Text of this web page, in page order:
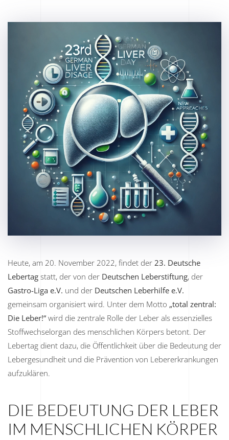
Heute, am 20. November 2022, findet der 23. Deutsche
Lebertag statt, der von der Deutschen Leberstiftung, der
Gastro-Liga e.V. und der Deutschen Leberhilfe e.V.
gemeinsam organisiert wird. Unter dem Motto „total zentral:
Die Leber!“ wird die zentrale Rolle der Leber als essenzielles
Stoffwechselorgan des menschlichen Körpers betont. Der
Lebertag dient dazu, die Öffentlichkeit über die Bedeutung der
Lebergesundheit und die Prävention von Lebererkrankungen
aufzuklären.
DIE BEDEUTUNG DER LEBER
IM MENSCHLICHEN KÖRPER